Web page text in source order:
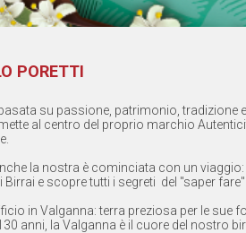
PORETTI
su passione, patrimonio, tradizione
al centro del proprio marchio
la nostra è cominciata con un
e scopre tutti i segreti del "saper
in Valganna: terra preziosa per le
anni, la Valganna è il cuore del nostro